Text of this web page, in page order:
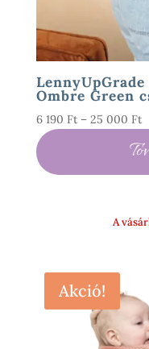
Ombre Green
6 190 Ft – 25 000 Ft
-
A
Akció!